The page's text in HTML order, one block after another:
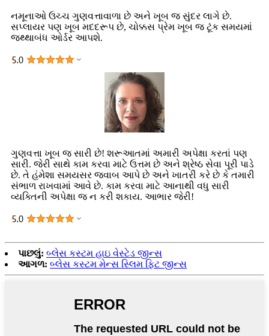
નમૂનાઓ ઉચ્ચ ગુણવત્તાવાળા છે અને ખૂબ જ સુંદર લાગે છે.
સપ્લાયર પણ ખૂબ મદદરૂપ છે, ચોક્કસ પ્રેમ ખૂબ જ ટૂંક સમયમાં
જથ્થાબંધ ઓર્ડર આપશે.
ગુણવત્તા ખૂબ જ સારી છે! શરૂઆતમાં અમારી અપેક્ષા કરતાં પણ
સારી. જેરી સાથે કામ કરવા માટે ઉત્તમ છે અને શ્રેષ્ઠ સેવા પૂરી પાડે
છે. તે હંમેશા સમયસર જવાબ આપે છે અને ખાતરી કરે છે કે તમારી
સંભાળ રાખવામાં આવે છે. કામ કરવા માટે આનાથી વધુ સારી
વ્યક્તિની અપેક્ષા જ ન કરી શકાય. આભાર જેરી!
પાછલું: બ્લેસ કસ્ટમ હાઇ વેસ્ટેડ જીન્સ
આગળ: બ્લેસ કસ્ટમ મેન્સ સ્લિમ ફિટ જીન્સ